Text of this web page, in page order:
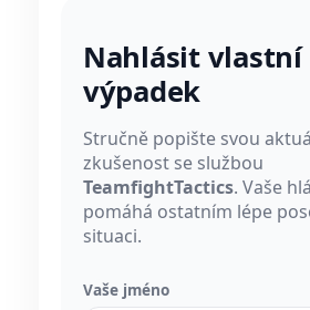
Nahlásit vlastní
výpadek
Stručně popište svou
zkušenost se službou
TeamfightTactics. Vaše
pomáhá ostatním lépe
situaci.
Vaše jméno